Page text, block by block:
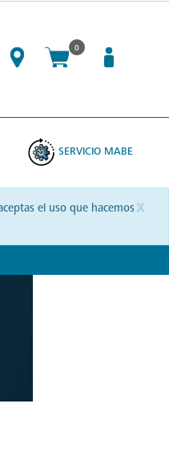
0
SERVICIO MABE
x
el uso que hacemos